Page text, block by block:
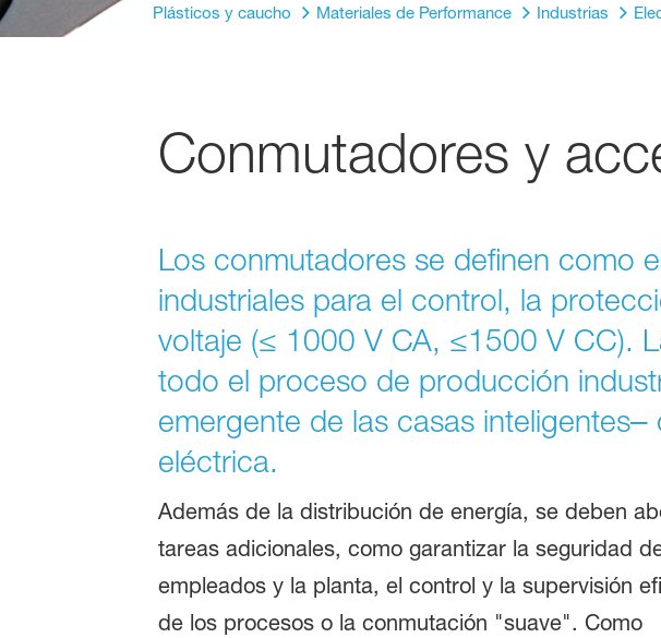
Plásticos y caucho Materiales de Performance Industrias
Conmutadores y
Los conmutadores se definen como
industriales para el control, la
voltaje (≤ 1000 V CA, ≤1500 V CC).
todo el proceso de producción
emergente de las casas
eléctrica.
Además de la distribución de energía, se deben
tareas adicionales, como garantizar la seguridad
empleados y la planta, el control y la supervisión
de los procesos o la conmutación "suave". Como